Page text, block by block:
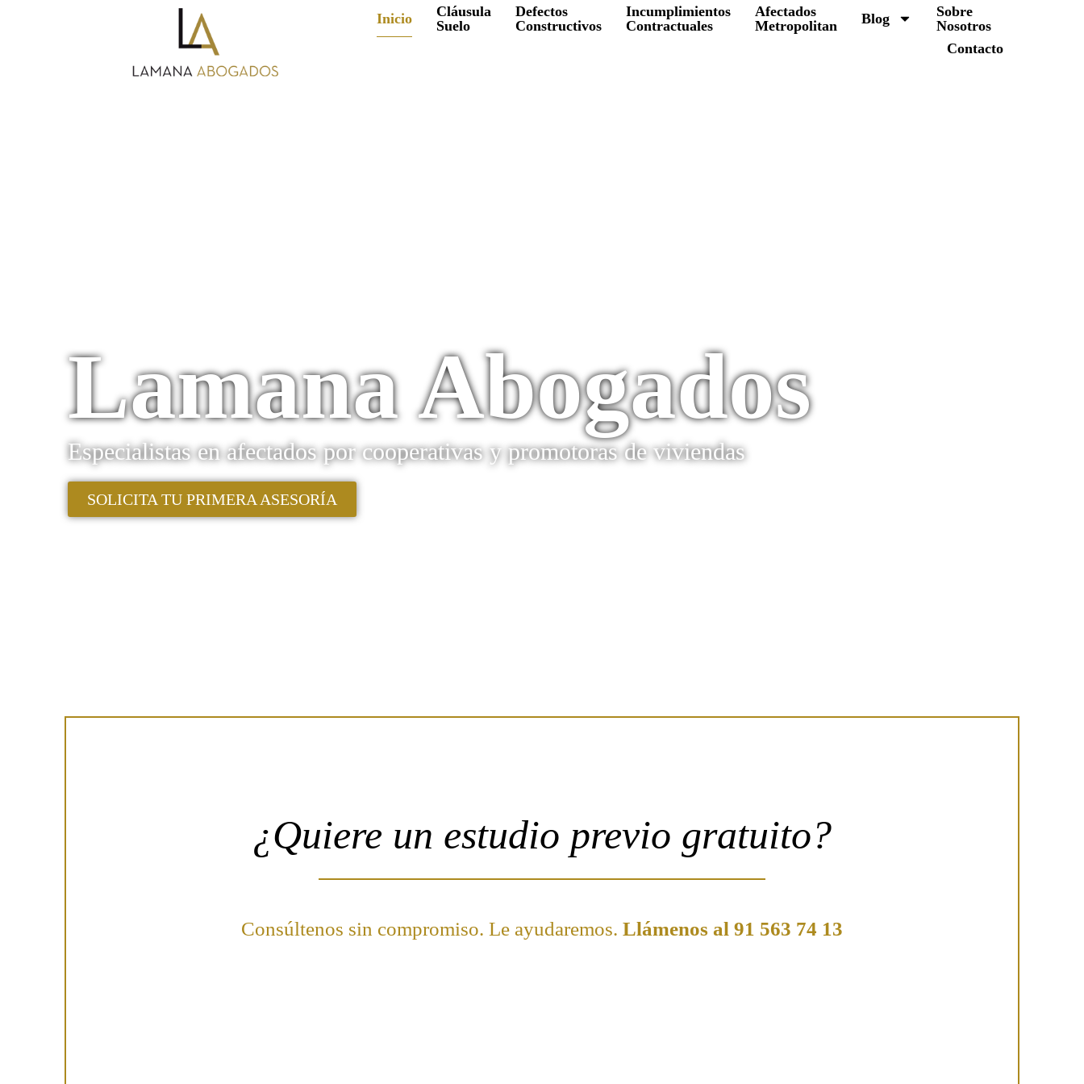
Inicio
Cláusula
Suelo
Defectos
Constructivos
Incumplimientos
Contractuales
Afectados
Metropolitan
Blog
Sobre
Nosotros
Contacto
Lamana Abogados
Especialistas en afectados por cooperativas y promotoras de viviendas
SOLICITA TU PRIMERA ASESORÍA
¿Quiere un estudio previo gratuito?
Consúltenos sin compromiso. Le ayudaremos. Llámenos al 91 563 74 13